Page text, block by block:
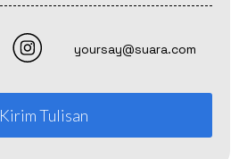
yoursay@suara.com
Kirim Tulisan